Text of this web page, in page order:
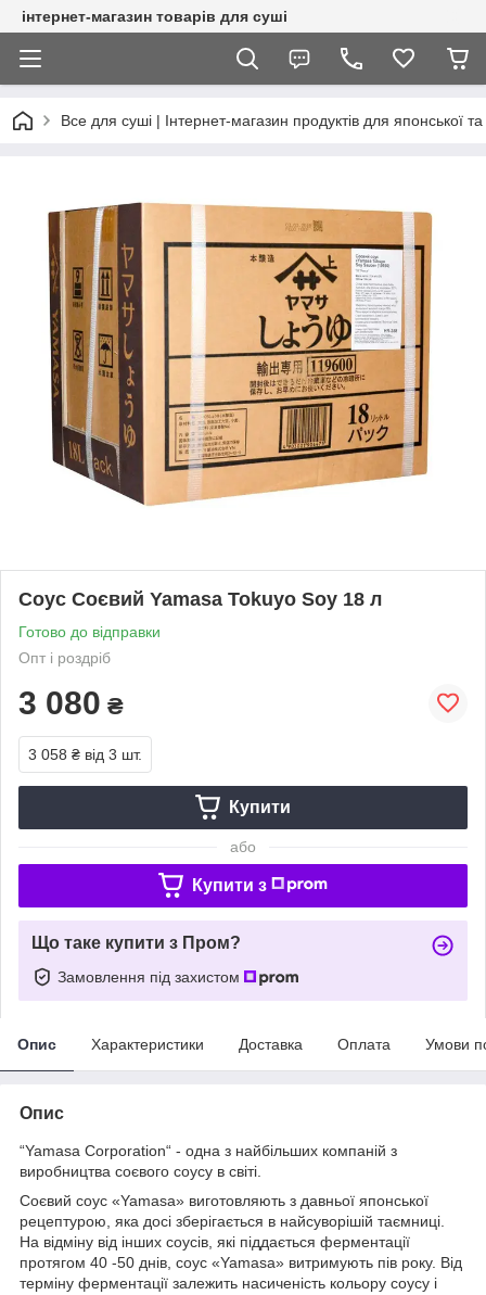
інтернет-магазин товарів для суші
Все для суші | Інтернет-магазин продуктів для японської та
Соус Соєвий Yamasa Tokuyo Soy 18 л
Готово до відправки
Опт і роздріб
3 080 ₴
3 058 ₴ від 3 шт.
Купити
або
Купити з
Що таке купити з Пром?
Замовлення під захистом
Опис Характеристики Доставка Оплата Умови
Опис
“Yamasa Corporation“ - одна з найбільших компаній з
виробництва соєвого соусу в світі.
Соєвий соус «Yamasa» виготовляють з давньої японської
рецептурою, яка досі зберігається в найсуворішій таємниці.
На відміну від інших соусів, які піддається ферментації
протягом 40 -50 днів, соус «Yamasa» витримують пів року. Від
терміну ферментації залежить насиченість кольору соусу і